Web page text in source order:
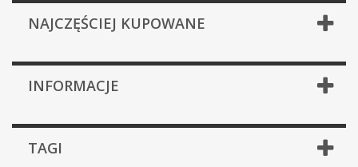
NAJCZĘŚCIEJ KUPOWANE
INFORMACJE
TAGI